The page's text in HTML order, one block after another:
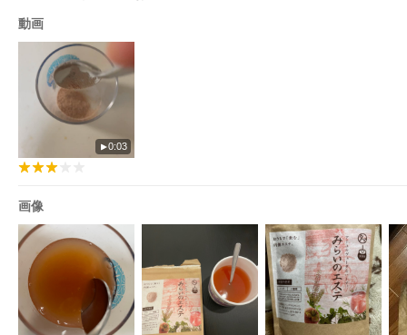
動画
0:03
画像